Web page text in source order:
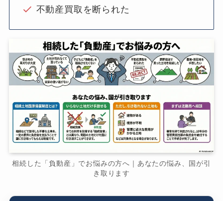
不動産買取を断られた
相続した「負動産」でお悩みの方へ｜あなたの悩み、国が引
き取ります